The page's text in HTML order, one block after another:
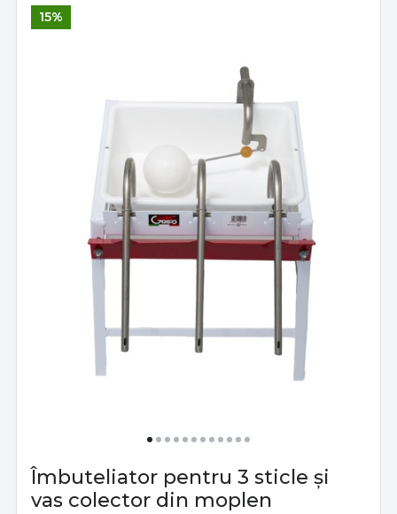
15%
Îmbuteliator pentru 3 sticle și
vas colector din moplen